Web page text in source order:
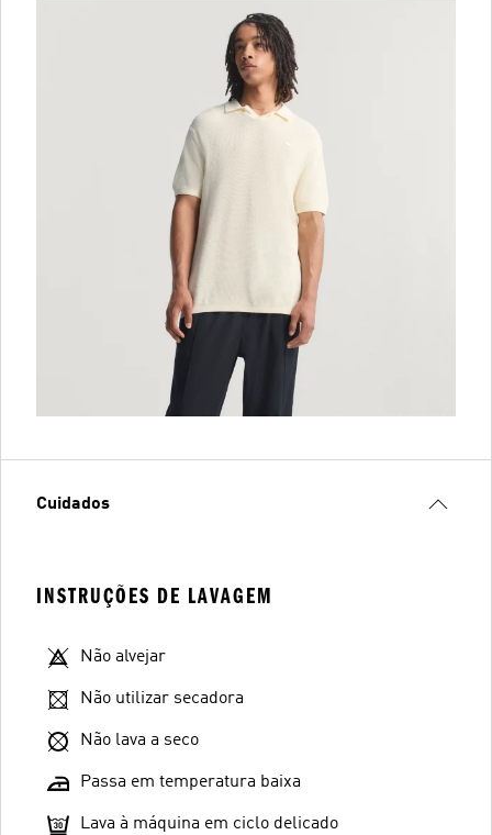
Cuidados
INSTRUÇÕES DE LAVAGEM
Não alvejar
Não utilizar secadora
Não lava a seco
Passa em temperatura baixa
Lava à máquina em ciclo delicado